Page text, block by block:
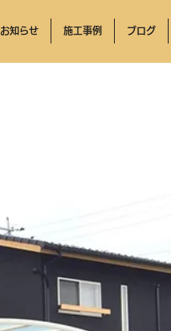
お知らせ 施工事例 ブログ